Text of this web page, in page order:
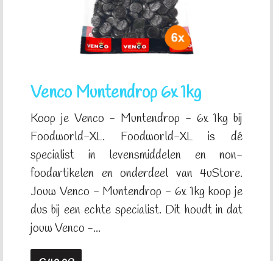
Venco Muntendrop 6x 1kg
Koop je Venco - Muntendrop - 6x 1kg bij
Foodworld-XL. Foodworld-XL is dé
specialist in levensmiddelen en non-
foodartikelen en onderdeel van 4uStore.
Jouw Venco - Muntendrop - 6x 1kg koop je
dus bij een echte specialist. Dit houdt in dat
jouw Venco -...